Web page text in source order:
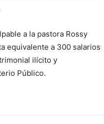
a la pastora Rossy
equivalente a 300 salarios
ilícito y
Público.